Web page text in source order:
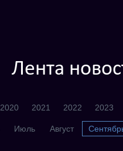
Лента
2020 2021 2022 2023
Июль Август